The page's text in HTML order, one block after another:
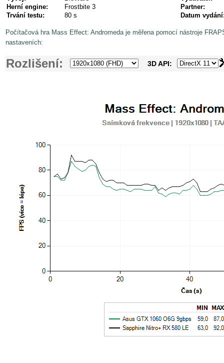
Herní engine:
Frostbite 3
Partner:
Trvání testu:
80 s Datum
Počítačová hra Mass Effect: Andromeda je měřena pomocí nástroje
nastaveních:
Rozlišení: 3D API: